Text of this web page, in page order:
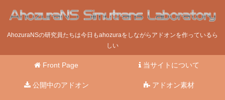
AhozuraNSの研究員たちは今日もahozuraをしながらアドオンを作っているら
しい
Front Page 当サイトについて
公開中のアドオン アドオン素材